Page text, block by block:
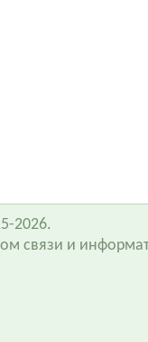
2026.
связи и